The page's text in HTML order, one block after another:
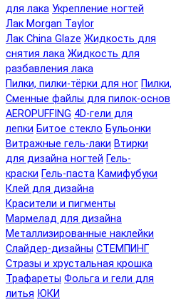
для лака Укрепление ногтей
Лак Morgan Taylor
Лак China Glaze Жидкость для
снятия лака Жидкость для
разбавления лака
Пилки, пилки-тёрки для ног
Сменные файлы для пилок-основ
AEROPUFFING 4D-гели для
лепки Битое стекло Бульонки
Витражные гель-лаки Втирки
для дизайна ногтей Гель-
краски Гель-паста Камифубуки
Клей для дизайна
Красители и пигменты
Мармелад для дизайна
Металлизированные наклейки
Слайдер-дизайны СТЕМПИНГ
Стразы и хрустальная крошка
Трафареты Фольга и гели для
литья ЮКИ